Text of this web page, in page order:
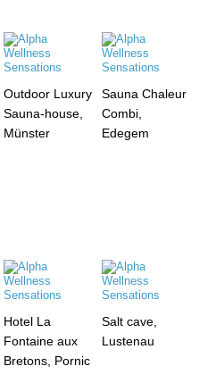
Outdoor Luxury
Sauna-house,
Münster
Sauna Chaleur
Combi,
Edegem
Hotel La
Fontaine aux
Bretons, Pornic
Salt cave,
Lustenau